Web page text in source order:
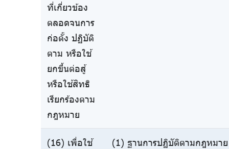
ที่เกี่ยวข้อง
ตลอดจนการ
ก่อตั้ง ปฏิบัติ
ตาม หรือใช้
ยกขึ้นต่อสู้
หรือใช้สิทธิ
เรียกร้องตาม
กฎหมาย
(16) เพื่อใช้
(1) ฐานการปฏิบัติตามกฎหมา